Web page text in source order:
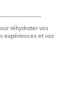
réhydrater vos
expériences et vos